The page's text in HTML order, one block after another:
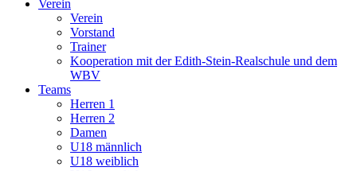
Verein
Verein
Vorstand
Trainer
Kooperation mit der Edith-Stein-Realschule und dem
WBV
Teams
Herren 1
Herren 2
Damen
U18 männlich
U18 weiblich